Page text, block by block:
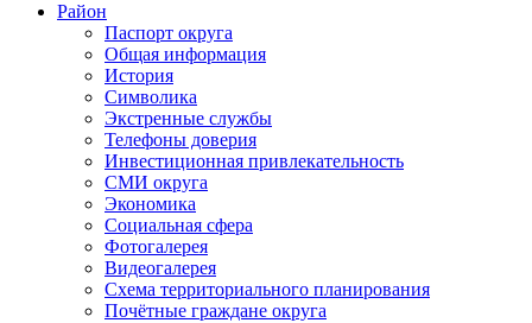
Район
Паспорт округа
Общая информация
История
Символика
Экстренные службы
Телефоны доверия
Инвестиционная привлекательность
СМИ округа
Экономика
Социальная сфера
Фотогалерея
Видеогалерея
Схема территориального планирования
Почётные граждане округа